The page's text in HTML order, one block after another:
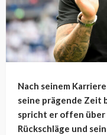
Nach seinem
seine prägende Zeit
spricht er offen über
Rückschläge und